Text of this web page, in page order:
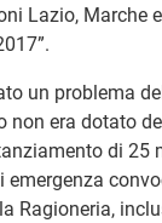
Lazio, Marche
un problema
non era dotato
di
emergenza
Ragioneria,